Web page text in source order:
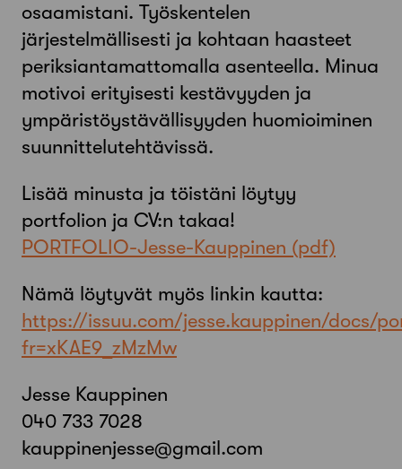
osaamistani. Työskentelen
järjestelmällisesti ja kohtaan haasteet
periksiantamattomalla asenteella. Minua
motivoi erityisesti kestävyyden ja
ympäristöystävällisyyden huomioiminen
suunnittelutehtävissä.
Lisää minusta ja töistäni löytyy
portfolion ja CV:n takaa!
PORTFOLIO-Jesse-Kauppinen
Nämä löytyvät myös linkin kautta:
https://issuu.com/jesse.kauppinen/docs/
fr=xKAE9_zMzMw
Jesse Kauppinen
040 733 7028
kauppinenjesse@gmail.com